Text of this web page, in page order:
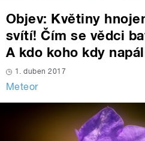
Objev: Květiny
svítí! Čím se vědci
A kdo koho kdy
1. duben 2017
Meteor